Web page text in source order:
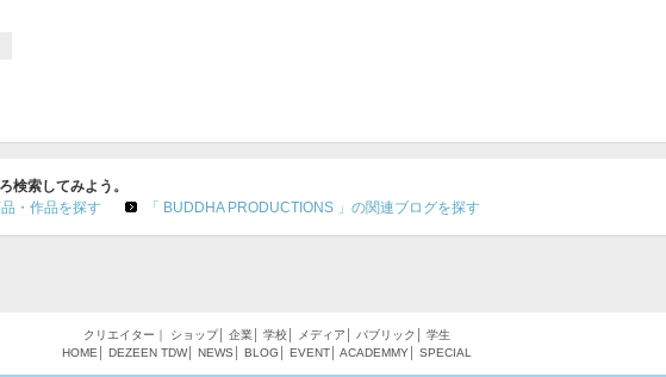
検索してみよう。
・作品を探す
「 BUDDHA PRODUCTIONS 」の関連ブログを探す
クリエイター ｜ ショップ│ 企業 学校 メディア パブリック
学生
HOME
DEZEEN TDW│ NEWS BLOG EVENT ACADEMMY SPECIAL